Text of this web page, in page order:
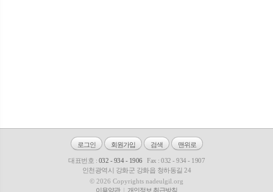
로그인 회원가입 검색 맨위로
대표번호 : 032 - 934 - 1906
Fax : 032 - 934 - 1907
인천광역시 강화군 강화읍 청하동길 24
© 2026 Copyrights nadeulgil.org
이용약관
개인정보 취급방침